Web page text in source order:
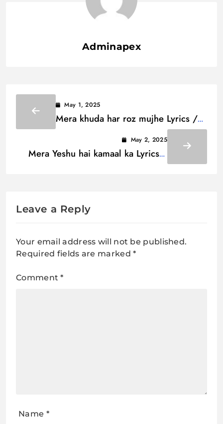
Adminapex
May 1, 2025
Mera khuda har roz mujhe Lyrics /
May 2, 2025
Mera Yeshu hai kamaal ka Lyrics /
Leave a Reply
Your email address will not be published.
Required fields are marked*
Comment*
Name *